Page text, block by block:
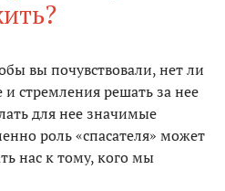
вы почувствовали, нет ли
стремления решать за нее
для нее значимые
роль «спасателя» может
нас к тому, кого мы